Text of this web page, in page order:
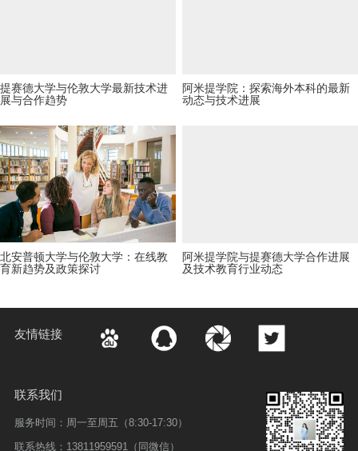
提赛德大学与伦敦大学最新技术进
展与合作趋势
阿米提学院：探索海外本科的最新
动态与技术进展
北安普顿大学与伦敦大学：在线教
育新趋势及政策探讨
阿米提学院与提赛德大学合作进展
及技术教育行业动态
>
联系我们
服务时间：周一至周五（8:30-17:30）
联系热线：13811959591（同微信）
   
友情链接